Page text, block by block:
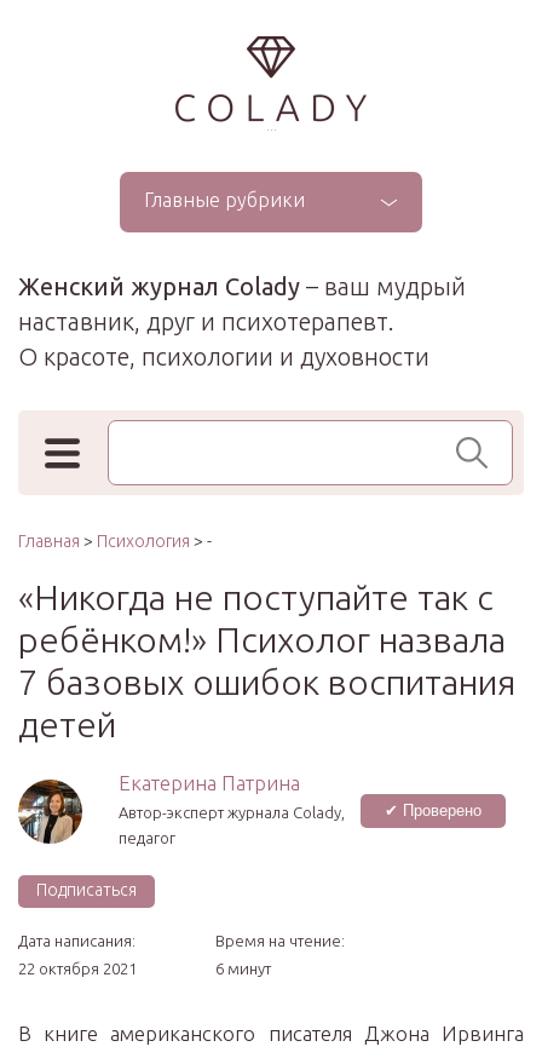
...
Главные рубрики
Женский журнал Colady – ваш мудрый
наставник, друг и психотерапевт.
О красоте, психологии и духовности
Поиск по сайту
Главная > Психология > -
«Никогда не поступайте так с
ребёнком!» Психолог назвала
7 базовых ошибок воспитания
детей
Екатерина Патрина
Автор-эксперт журнала Сolady,
педагог
✔ Проверено
Подписаться
Дата написания:
22 октября 2021
Время на чтение:
6 минут
В книге американского писателя Джона Ирвинга